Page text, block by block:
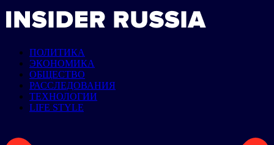
ПОЛИТИКА
ЭКОНОМИКА
ОБЩЕСТВО
РАССЛЕДОВАНИЯ
ТЕХНОЛОГИИ
LIFE STYLE